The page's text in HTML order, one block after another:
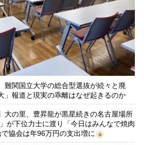
難関国立大学の総合型選抜が続々と廃
報道と現実の乖離はなぜ起きるのか
大の里、豊昇龍が黒星続きの名古屋場所
が下位力士に渡り「今日はみんなで焼肉
協会は年96万円の支出増に